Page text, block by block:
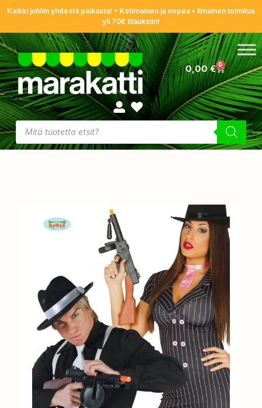
Kaikki juhliin yhdestä paikasta! • Kotimainen ja nopea • Ilmainen toimitus
yli 70€ tilauksiin!
0,00€ 0